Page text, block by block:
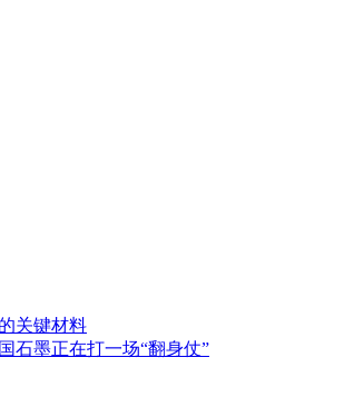
关键材料
石墨正在打一场“翻身仗”